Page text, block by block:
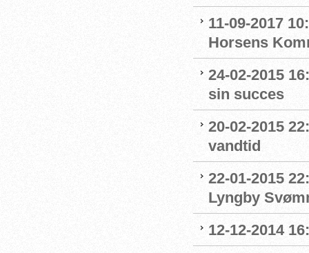
11-09-2017
Horsens
24-02-2015
sin succes
20-02-2015
vandtid
22-01-2015
Lyngby
12-12-2014